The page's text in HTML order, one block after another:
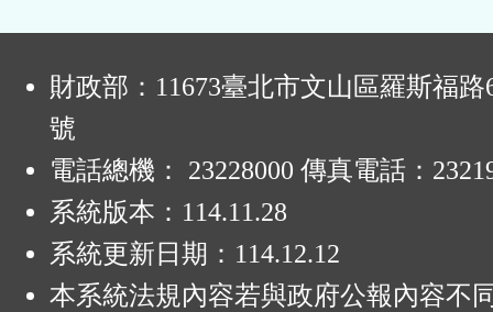
財政部：11673臺北市文山區羅斯福路
號
電話總機： 23228000 傳真電話：
系統版本： 114.11.28
系統更新日期： 114.12.12
本系統法規內容若與政府公報內容不